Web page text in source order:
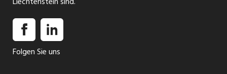
Folgen Sie uns